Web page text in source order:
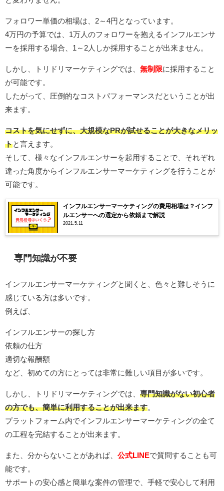
フォロワー単価の相場は、2～4円となっています。
4万円の予算では、1万人のフォロワーを抱えるインフルエンサ
ーを採用する場合、1～2人しか採用することが出来ません。
しかし、トリドリマーケティングでは、 無制限に採用すること
が可能です。
したがって、圧倒的なコストパフォーマンスだということが出
来ます。
コストを気にせずに、大規模なPRが試せることが大きなメリッ
トと言えます。
そして、様々なインフルエンサーを起用することで、それぞれ
違った角度からインフルエンサーマーケティングを行うことが
可能です。
インフルエンサーマーケティングの費用相場は？インフ
ルエンサーへの選定から依頼まで解説
2021.5.11
専門知識が不要
インフルエンサーマーケティングと聞くと、色々と難しそうに
感じている方は多いです。
例えば、
インフルエンサーの探し方
依頼の仕方
適切な報酬額
など、初めての方にとっては非常に難しい項目が多いです。
しかし、トリドリマーケティングでは、 専門知識がない初心者
の方でも、簡単に利用することが出来ます
プラットフォーム内でインフルエンサーマーケティングの全て
の工程を完結することが出来ます。
また、分からないことがあれば、 公式LINEで質問することも可
能です。
サポートの安心感と簡単な案件の管理で、手軽で安心して利用